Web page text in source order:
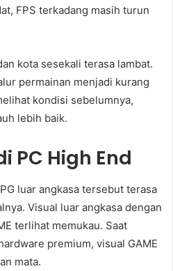
FPS terkadang masih turun
kota sesekali terasa lambat.
permainan menjadi kurang
kondisi sebelumnya,
lebih baik.
PC High End
luar angkasa tersebut terasa
Visual luar angkasa dengan
terlihat memukau. Saat
premium, visual GAME
mata.